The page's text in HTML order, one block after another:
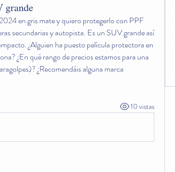
grande
en gris mate y quiero protegerlo con PPF
secundarias y autopista. Es un SUV grande así
¿Alguien ha puesto película protectora en
¿En qué rango de precios estamos para una
¿Recomendáis alguna marca
10 vistas